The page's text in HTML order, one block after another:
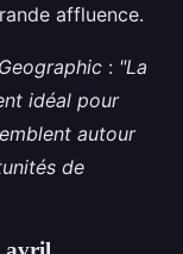
affluence.
: "La
idéal pour
autour
de